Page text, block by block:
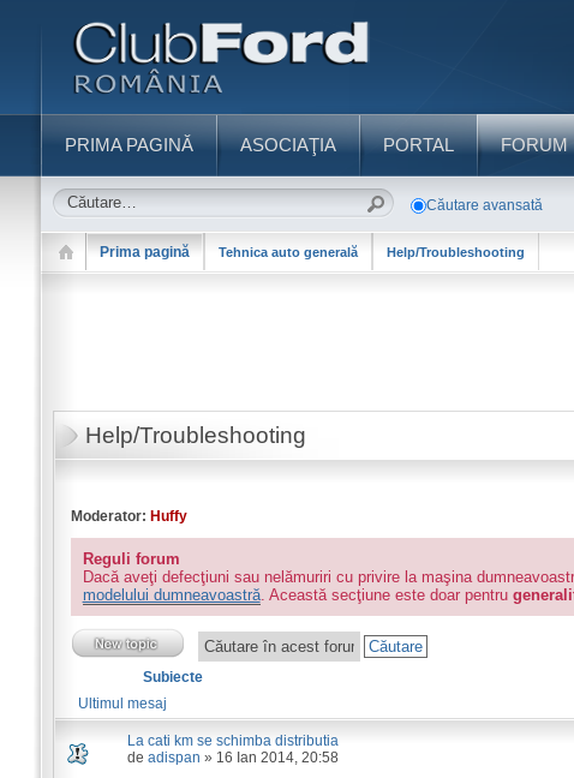
PRIMA PAGINĂ ASOCIAŢIA PORTAL FORUM
Căutare avansată
Prima pagină Tehnica auto generală Help/Troubleshooting
Help/Troubleshooting
Moderator: Huffy
Reguli forum
Dacă aveţi defecţiuni sau nelămuriri cu privire la maşina
modelului dumneavoastră. Această secţiune este doar pentru
Subiecte
Ultimul mesaj
La cati km se schimba distributia
de adispan » 16 Ian 2014, 20:58